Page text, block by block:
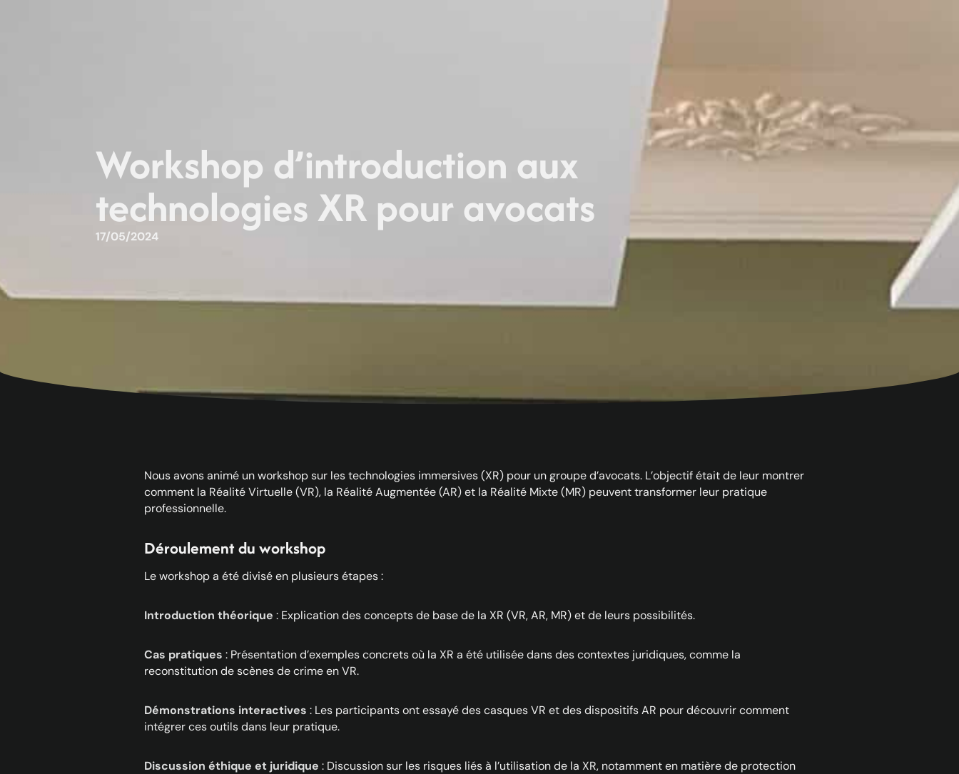
Workshop d’introduction aux
technologies XR pour avocats
17/05/2024
Nous avons animé un workshop sur les technologies immersives (XR) pour un groupe d’avocats. L’objectif était de leur montrer
comment la Réalité Virtuelle (VR), la Réalité Augmentée (AR) et la Réalité Mixte (MR) peuvent transformer leur pratique
professionnelle.
Déroulement du workshop
Le workshop a été divisé en plusieurs étapes :
Introduction théorique : Explication des concepts de base de la XR (VR, AR, MR) et de leurs possibilités.
Cas pratiques : Présentation d’exemples concrets où la XR a été utilisée dans des contextes juridiques, comme la
reconstitution de scènes de crime en VR.
Démonstrations interactives : Les participants ont essayé des casques VR et des dispositifs AR pour découvrir comment
intégrer ces outils dans leur pratique.
Discussion éthique et juridique : Discussion sur les risques liés à l’utilisation de la XR, notamment en matière de protection